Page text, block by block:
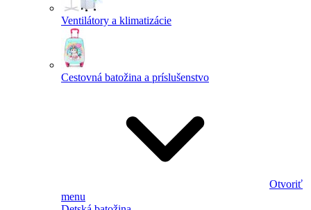
Ventilátory a klimatizácie
Cestovná batožina a príslušenstvo
Otvoriť
menu